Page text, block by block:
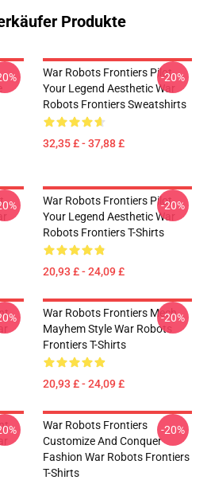
Produkte
War Robots Frontiers Pilot
Your Legend Aesthetic War
Robots Frontiers Sweatshirts
32,35 £ - 37,88 £
-20%
War Robots Frontiers Pilot
Your Legend Aesthetic War
Robots Frontiers T-Shirts
20,93 £ - 24,09 £
-20%
War Robots Frontiers Mech
Mayhem Style War Robots
Frontiers T-Shirts
20,93 £ - 24,09 £
-20%
War Robots Frontiers
Customize And Conquer
Fashion War Robots Frontiers
T-Shirts
-20%